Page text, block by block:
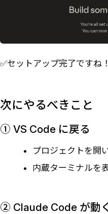
✅セットアップ完了ですね！
次にやるべきこと
① VS Code に戻る
プロジェクトを開
内蔵ターミナルを
② Claude Code が動